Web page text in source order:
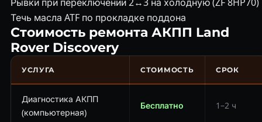
Течь масла ATF по прокладке поддона
Стоимость ремонта АКПП Land
Rover Discovery
УСЛУГА СТОИМОСТЬ СРОК
Диагностика АКПП
(компьютерная)
Бесплатно 1–2 ч